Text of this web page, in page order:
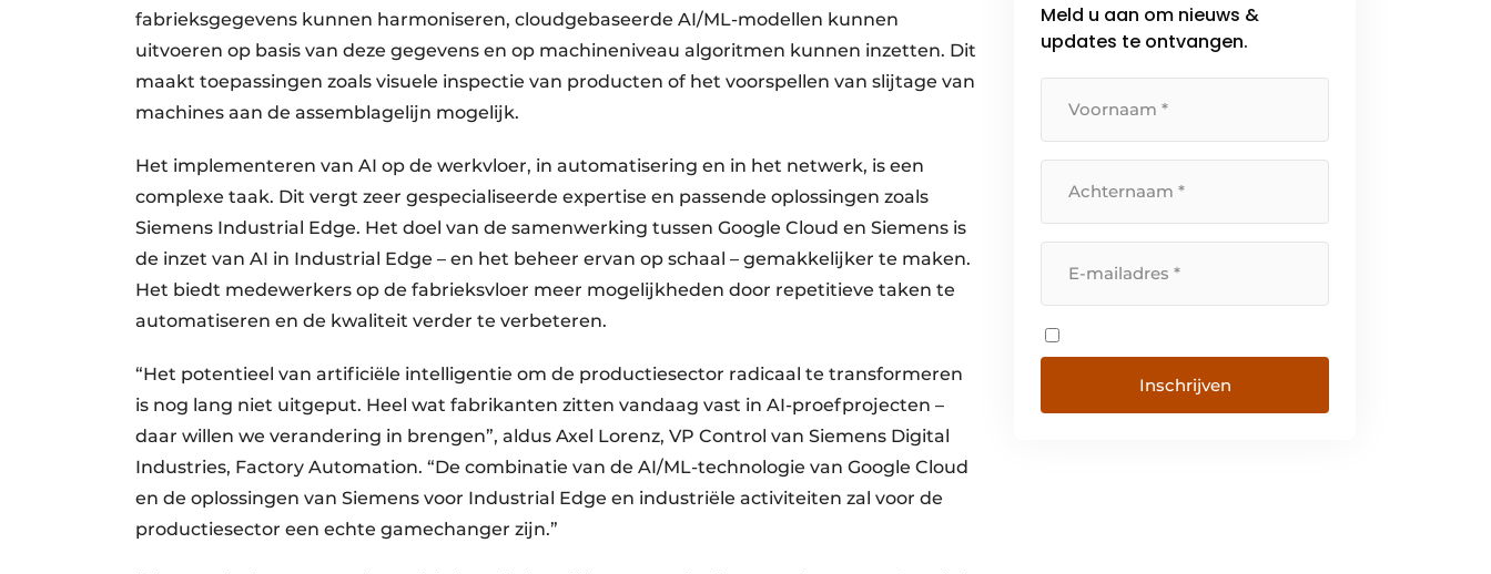
fabrieksgegevens kunnen harmoniseren, cloudgebaseerde AI/ML-modellen kunnen
uitvoeren op basis van deze gegevens en op machineniveau algoritmen kunnen inzetten. Dit
maakt toepassingen zoals visuele inspectie van producten of het voorspellen van slijtage van
machines aan de assemblagelijn mogelijk.
Het implementeren van AI op de werkvloer, in automatisering en in het netwerk, is een
complexe taak. Dit vergt zeer gespecialiseerde expertise en passende oplossingen zoals
Siemens Industrial Edge. Het doel van de samenwerking tussen Google Cloud en Siemens is
de inzet van AI in Industrial Edge – en het beheer ervan op schaal – gemakkelijker te maken.
Het biedt medewerkers op de fabrieksvloer meer mogelijkheden door repetitieve taken te
automatiseren en de kwaliteit verder te verbeteren.
“Het potentieel van artificiële intelligentie om de productiesector radicaal te transformeren
is nog lang niet uitgeput. Heel wat fabrikanten zitten vandaag vast in AI-proefprojecten –
daar willen we verandering in brengen”, aldus Axel Lorenz, VP Control van Siemens Digital
Industries, Factory Automation. “De combinatie van de AI/ML-technologie van Google Cloud
en de oplossingen van Siemens voor Industrial Edge en industriële activiteiten zal voor de
productiesector een echte gamechanger zijn.”
Meld u aan om nieuws &
updates te ontvangen.